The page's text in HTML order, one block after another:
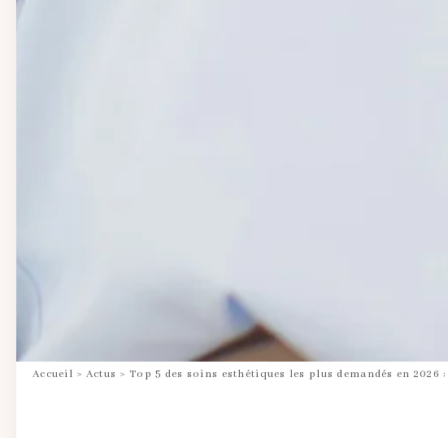
Accueil > Actus >Top 5 des soins esthétiques les plus demandés en 2026 :